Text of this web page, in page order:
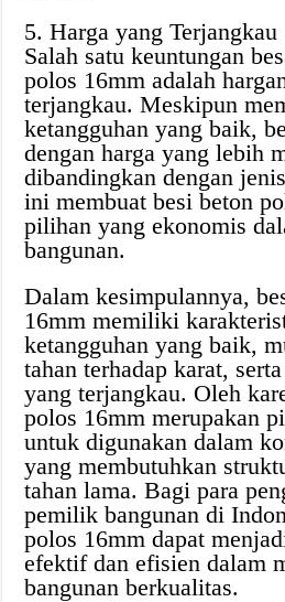
5. Harga yang Terjangkau
Salah satu keuntungan
polos 16mm adalah
terjangkau. Meskipun
ketangguhan yang baik,
dengan harga yang lebih
dibandingkan dengan
ini membuat besi beton
pilihan yang ekonomis
bangunan.
Dalam kesimpulannya,
16mm memiliki
ketangguhan yang baik,
tahan terhadap karat,
yang terjangkau. Oleh
polos 16mm merupakan
untuk digunakan dalam
yang membutuhkan
tahan lama. Bagi para
pemilik bangunan di
polos 16mm dapat
efektif dan efisien dalam
bangunan berkualitas.